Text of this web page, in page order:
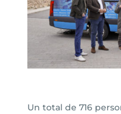
Un total de 716